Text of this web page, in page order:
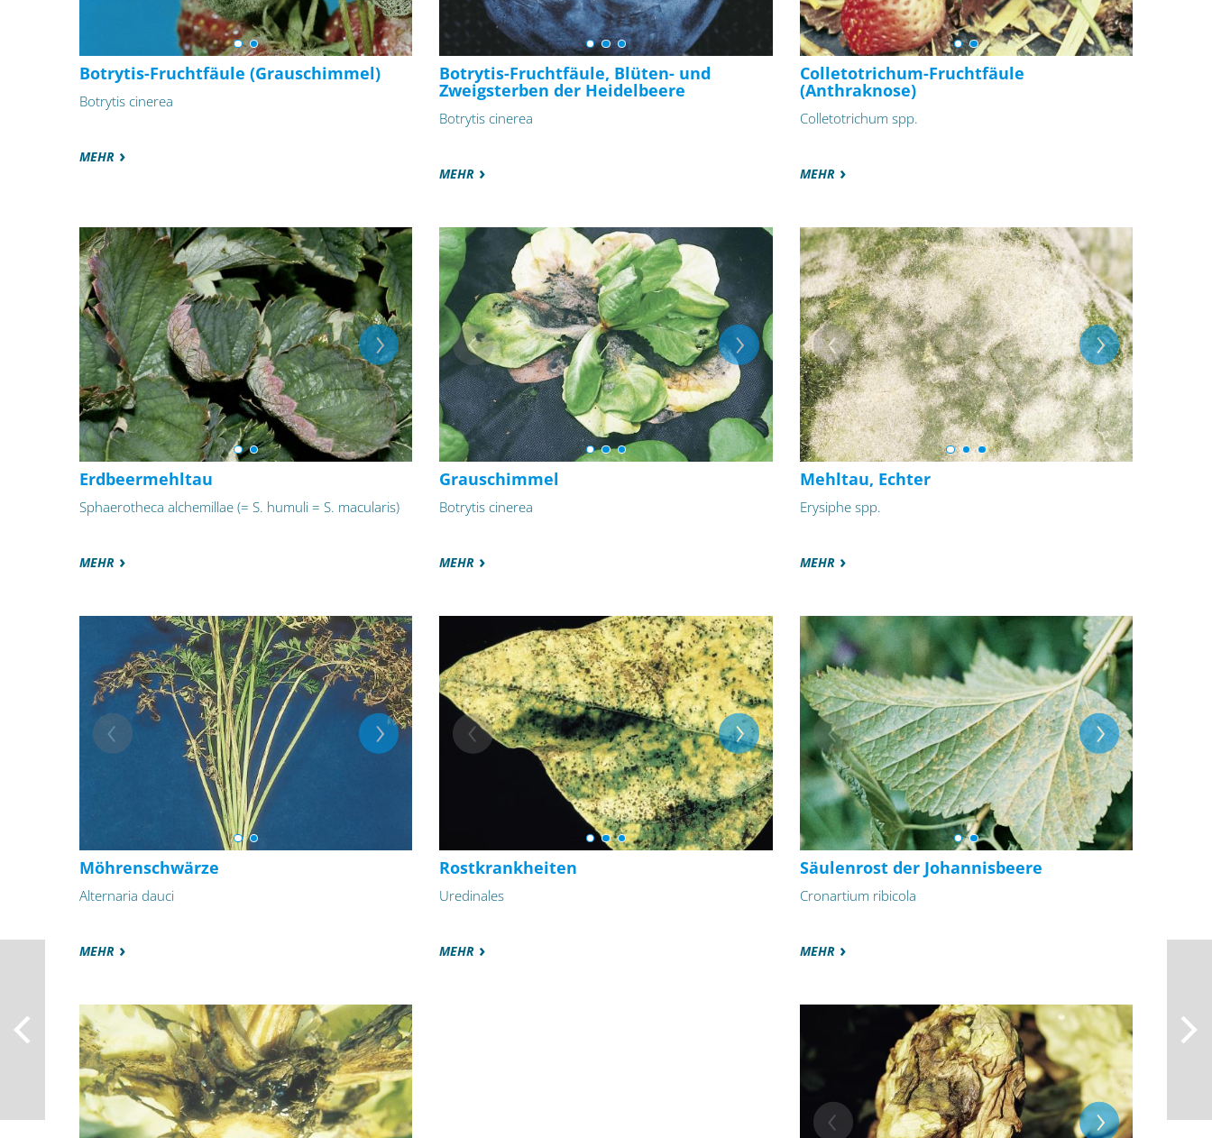
Botrytis-Fruchtfäule (Grauschimmel)
Botrytis cinerea
MEHR
Botrytis-Fruchtfäule, Blüten- und
Zweigsterben der Heidelbeere
Botrytis cinerea
MEHR
Colletotrichum-Fruchtfäule
(Anthraknose)
Colletotrichum spp.
MEHR
Erdbeermehltau
Sphaerotheca alchemillae (= S. humuli = S. macularis)
MEHR
Grauschimmel
Botrytis cinerea
MEHR
Mehltau, Echter
Erysiphe spp.
MEHR
Möhrenschwärze
Alternaria dauci
MEHR
Rostkrankheiten
Uredinales
MEHR
Säulenrost der Johannisbeere
Cronartium ribicola
MEHR